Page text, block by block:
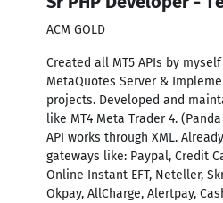
ACM GOLD
Created all MT5 APIs by
MetaQuotes Server &
projects. Developed and
like MT4 Meta Trader 4.
API works through XML.
gateways like: Paypal, Credit
Online Instant EFT, Neteller,
Okpay, AllCharge, Alertpay,